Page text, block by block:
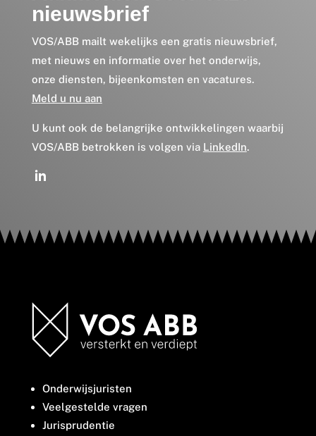
nieuwsbrief
VOS/ABB mailt wekelijks een gratis nieuwsbrief,
met nieuws en informatie over het onderwijs,
onze diensten, bijeenkomsten en vacatures.
Meld u nu aan
U kunt ook de belangrijke ontwikkelingen waarbij
VOS/ABB betrokken is volgen via LinkedIn.
Onderwijsjuristen
Veelgestelde vragen
Jurisprudentie